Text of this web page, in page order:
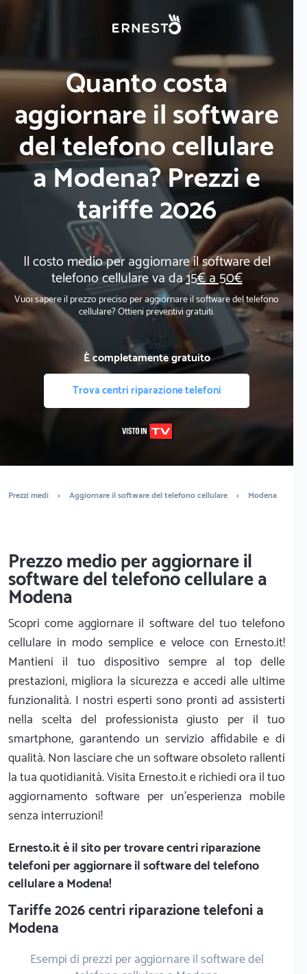
Quanto costa
aggiornare il software
del telefono cellulare
a Modena? Prezzi e
tariffe 2026
Il costo medio per aggiornare il software del
telefono cellulare va da15€ a 50€
Vuoi sapere il prezzo preciso per aggiornare il software del telefono
cellulare? Ottieni preventivi gratuiti.
È completamente gratuito
Trova centri riparazione telefoni
Prezzi medi > Aggiornare il software del telefono cellulare > Modena
Prezzo medio per aggiornare il
software del telefono cellulare a
Modena
Scopri come aggiornare il software del tuo telefono
cellulare in modo semplice e veloce con Ernesto.it!
Mantieni il tuo dispositivo sempre al top delle
prestazioni, migliora la sicurezza e accedi alle ultime
funzionalità. I nostri esperti sono pronti ad assisterti
nella scelta del professionista giusto per il tuo
smartphone, garantendo un servizio affidabile e di
qualità. Non lasciare che un software obsoleto rallenti
la tua quotidianità. Visita Ernesto.it e richiedi ora il tuo
aggiornamento software per un'esperienza mobile
senza interruzioni!
Ernesto.itè il sito per trovare centri riparazione
telefoni per aggiornare il software del telefono
cellulare a Modena!
Tariffe 2026 centri riparazione telefoni a
Modena
Esempi di prezzi per aggiornare il software del